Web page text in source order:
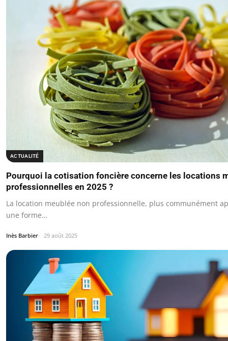
ACTUALITÉ
Pourquoi la cotisation foncière concerne les locations
professionnelles en 2025 ?
La location meublée non professionnelle, plus communément
une forme…
Inès Barbier 29 août 2025